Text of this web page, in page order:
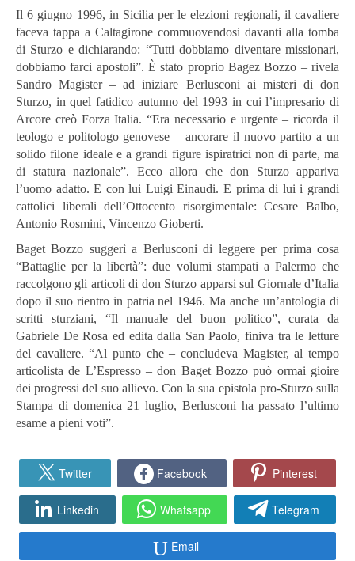
Il 6 giugno 1996, in Sicilia per le elezioni regionali, il cavaliere
faceva tappa a Caltagirone commuovendosi davanti alla tomba
di Sturzo e dichiarando: “Tutti dobbiamo diventare missionari,
dobbiamo farci apostoli”. È stato proprio Bagez Bozzo – rivela
Sandro Magister – ad iniziare Berlusconi ai misteri di don
Sturzo, in quel fatidico autunno del 1993 in cui l’impresario di
Arcore creò Forza Italia. “Era necessario e urgente – ricorda il
teologo e politologo genovese – ancorare il nuovo partito a un
solido filone ideale e a grandi figure ispiratrici non di parte, ma
di statura nazionale”. Ecco allora che don Sturzo appariva
l’uomo adatto. E con lui Luigi Einaudi. E prima di lui i grandi
cattolici liberali dell’Ottocento risorgimentale: Cesare Balbo,
Antonio Rosmini, Vincenzo Gioberti.
Baget Bozzo suggerì a Berlusconi di leggere per prima cosa
“Battaglie per la libertà”: due volumi stampati a Palermo che
raccolgono gli articoli di don Sturzo apparsi sul Giornale d’Italia
dopo il suo rientro in patria nel 1946. Ma anche un’antologia di
scritti sturziani, “Il manuale del buon politico”, curata da
Gabriele De Rosa ed edita dalla San Paolo, finiva tra le letture
del cavaliere. “Al punto che – concludeva Magister, al tempo
articolista de L’Espresso – don Baget Bozzo può ormai gioire
dei progressi del suo allievo. Con la sua epistola pro-Sturzo sulla
Stampa di domenica 21 luglio, Berlusconi ha passato l’ultimo
esame a pieni voti”.
Twitter Facebook Pinterest
Linkedin Whatsapp Telegram
Email